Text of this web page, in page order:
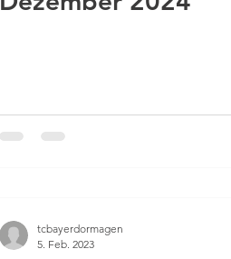
tcbayerdormagen
5. Feb. 2023